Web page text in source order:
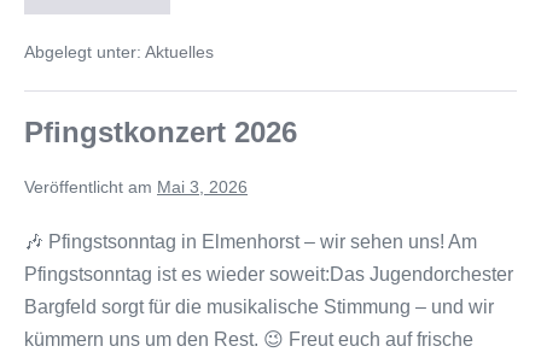
Abgelegt unter: Aktuelles
Pfingstkonzert 2026
Veröffentlicht am Mai 3, 2026
🎶 Pfingstsonntag in Elmenhorst – wir sehen uns! Am
Pfingstsonntag ist es wieder soweit:Das Jugendorchester
Bargfeld sorgt für die musikalische Stimmung – und wir
kümmern uns um den Rest. 😉 Freut euch auf frische